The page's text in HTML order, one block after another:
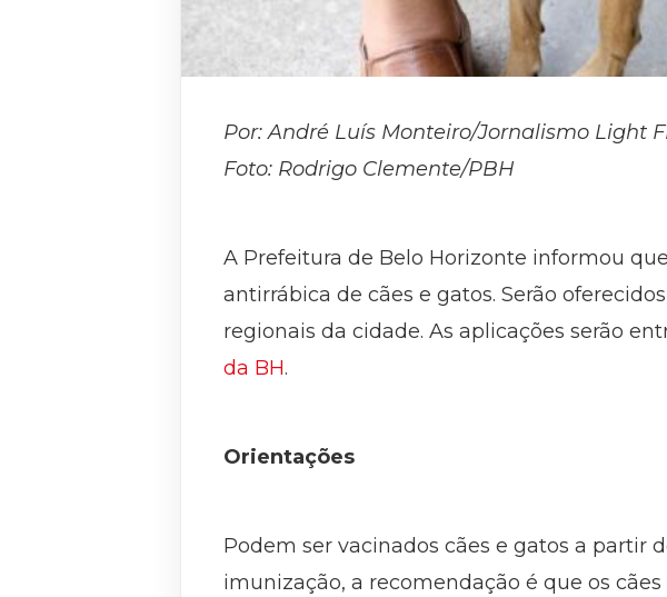
Por: André Luís Monteiro/Jornalismo Light
Foto: Rodrigo Clemente/PBH
A Prefeitura de Belo Horizonte informou
antirrábica de cães e gatos. Serão
regionais da cidade. As aplicações serão
da BH.
Orientações
Podem ser vacinados cães e gatos a partir
imunização, a recomendação é que os